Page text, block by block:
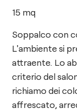
15 mq
Soppalco con
L'ambiente si
attraente. Lo
criterio del
richiamo dei
affrescato,